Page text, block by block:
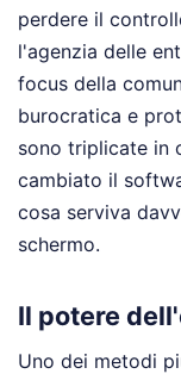
perdere il
l'agenzia delle
focus della
burocratica e
sono triplicate in
cambiato il
cosa serviva
schermo.
Il potere
Uno dei metodi